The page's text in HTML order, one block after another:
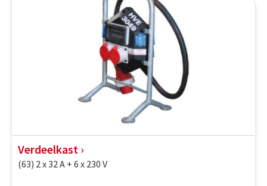
Verdeelkast
(63) 2 x 32 A + 6 x 230 V